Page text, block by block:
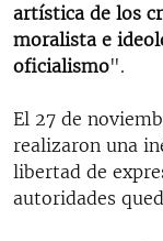
artística de los
moralista e
oficialismo".
El 27 de
realizaron una
libertad de
autoridades